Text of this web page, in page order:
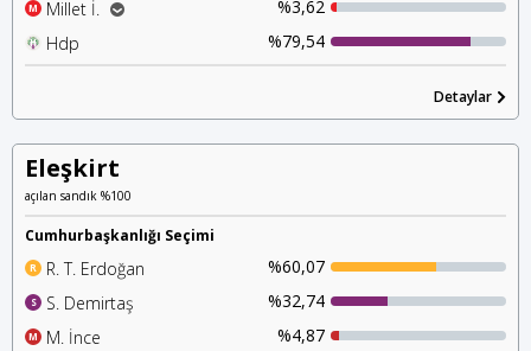
Mhp
M Millet İ.
%3,62
Chp
İyi Parti
%1,01
H Hdp %79,54
Detaylar
Eleşkirt
açılan sandık %100
Cumhurbaşkanlığı Seçimi
R R. T. Erdoğan %60,07
S S. Demirtaş %32,74
M M. İnce %4,87